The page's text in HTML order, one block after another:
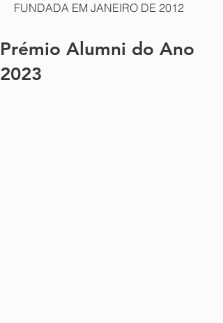
FUNDADA EM JANEIRO DE 2012
Prémio Alumni do Ano
2023